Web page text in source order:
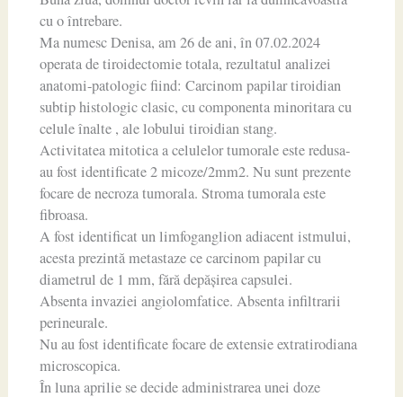
cu o întrebare.
Ma numesc Denisa, am 26 de ani, în 07.02.2024
operata de tiroidectomie totala, rezultatul analizei
anatomi-patologic fiind: Carcinom papilar tiroidian
subtip histologic clasic, cu componenta minoritara cu
celule înalte , ale lobului tiroidian stang.
Activitatea mitotica a celulelor tumorale este redusa-
au fost identificate 2 micoze/2mm2. Nu sunt prezente
focare de necroza tumorala. Stroma tumorala este
fibroasa.
A fost identificat un limfoganglion adiacent istmului,
acesta prezintă metastaze ce carcinom papilar cu
diametrul de 1 mm, fără depășirea capsulei.
Absenta invaziei angiolomfatice. Absenta infiltrarii
perineurale.
Nu au fost identificate focare de extensie extratirodiana
microscopica.
În luna aprilie se decide administrarea unei doze